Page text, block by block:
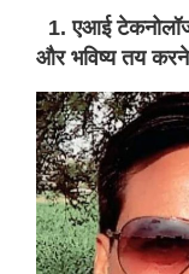
1. एआई
और भविष्य तय करने